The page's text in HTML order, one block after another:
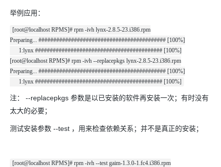
举例应用：
[root@localhost RPMS]# rpm -ivh lynx-2.8.5-23.i386.rpm
Preparing... ########################################### [100%]
1:lynx ########################################### [100%]
[root@localhost RPMS]# rpm -ivh --replacepkgs lynx-2.8.5-23.i386.rpm
Preparing... ########################################### [100%]
1:lynx ########################################### [100%]
注： --replacepkgs 参数是以已安装的软件再安装一次；有时没有
太大的必要；
测试安装参数 --test ，用来检查依赖关系；并不是真正的安装；
[root@localhost RPMS]# rpm -ivh --test gaim-1.3.0-1.fc4.i386.rpm